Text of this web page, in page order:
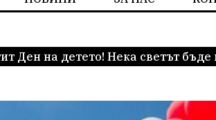
Ден на детето! Нека светът